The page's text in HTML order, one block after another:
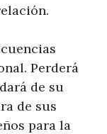
Perderá
de su
de sus
para la